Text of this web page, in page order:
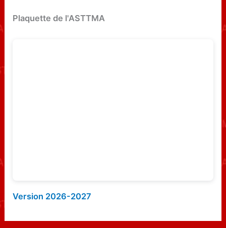
e
Plaquette de l'ASTTMA
Version 2026-2027